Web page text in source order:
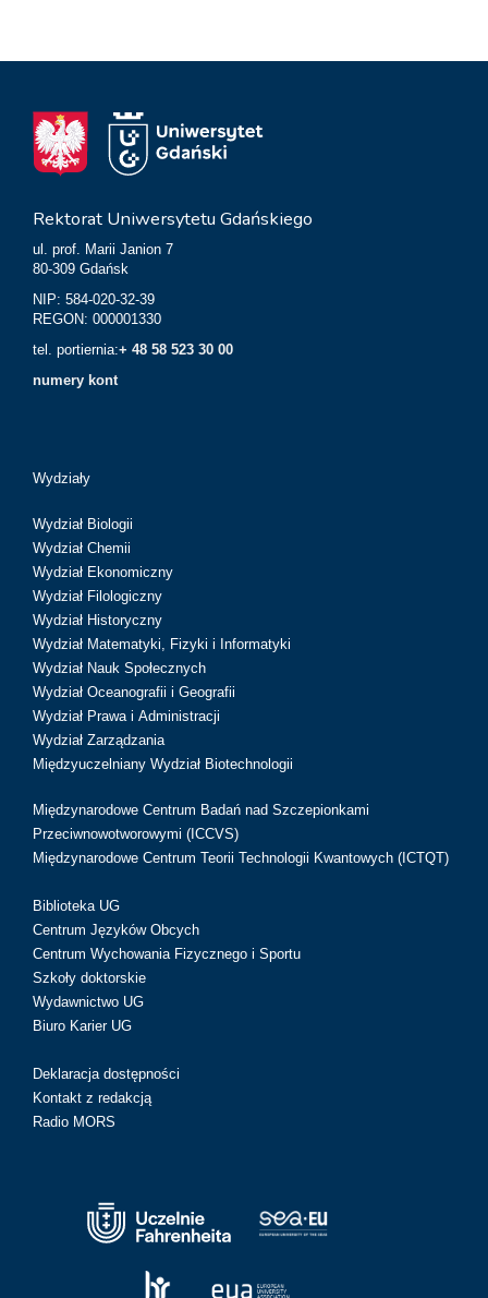
Rektorat Uniwersytetu Gdańskiego
ul. prof. Marii Janion 7
80-309 Gdańsk
NIP: 584-020-32-39
REGON: 000001330
tel. portiernia:+ 48 58 523 30 00
numery kont
Wydziały
Wydział Biologii
Wydział Chemii
Wydział Ekonomiczny
Wydział Filologiczny
Wydział Historyczny
Wydział Matematyki, Fizyki i Informatyki
Wydział Nauk Społecznych
Wydział Oceanografii i Geografii
Wydział Prawa i Administracji
Wydział Zarządzania
Międzyuczelniany Wydział Biotechnologii
Międzynarodowe Centrum Badań nad Szczepionkami
Przeciwnowotworowymi (ICCVS)
Międzynarodowe Centrum Teorii Technologii Kwantowych (ICTQT)
Biblioteka UG
Centrum Języków Obcych
Centrum Wychowania Fizycznego i Sportu
Szkoły doktorskie
Wydawnictwo UG
Biuro Karier UG
Deklaracja dostępności
Kontakt z redakcją
Radio MORS